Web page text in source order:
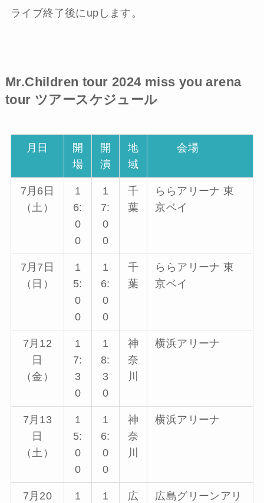
ライブ終了後にupします。
Mr.Children tour 2024 miss you arena
tour ツアースケジュール
月日
開
場
開
演
地
域
会場
7月6日
（土）
1
6:
0
0
1
7:
0
0
千
葉
ららアリーナ 東
京ベイ
7月7日
（日）
1
5:
0
0
1
6:
0
0
千
葉
ららアリーナ 東
京ベイ
7月12
日
（金）
1
7:
3
0
1
8:
3
0
神
奈
川
横浜アリーナ
7月13
日
（土）
1
5:
0
0
1
6:
0
0
神
奈
川
横浜アリーナ
7月20
1
1
広
広島グリーンアリ